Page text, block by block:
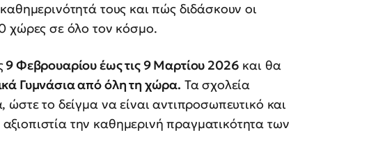
τους και πώς διδάσκουν οι
χώρες σε όλο τον κόσμο.
9 Φεβρουαρίου έως τις 9 Μαρτίου 2026 και θα
Γυμνάσια από όλη τη χώρα. Τα σχολεία
το δείγμα να είναι αντιπροσωπευτικό και
την καθημερινή πραγματικότητα των